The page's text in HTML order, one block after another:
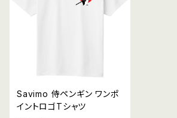
Savimo 侍ペンギン ワンポ
イントロゴTシャツ